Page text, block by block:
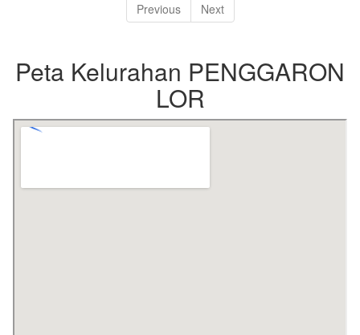
Previous Next
Peta Kelurahan PENGGARON
LOR